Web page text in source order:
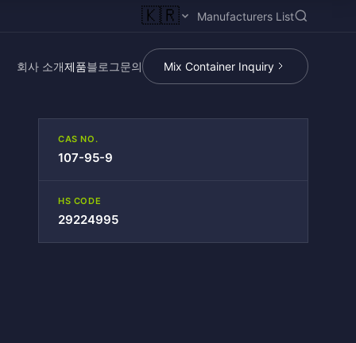
🇰🇷 Manufacturers List
회사 소개제품블로그문의 Mix Container Inquiry
CAS NO.
107-95-9
HS CODE
29224995